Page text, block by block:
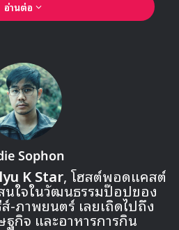
ที่มี RT > 370K ครั้ง มี Reply >
ด > 770K Like
힘들었다 후하후하